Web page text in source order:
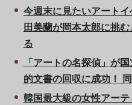
今週末に見たいアート
⽥美蘭が岡本太郎に挑
る
「アートの名探偵」が
的文書の回収に成功！
韓国最大級の女性アー